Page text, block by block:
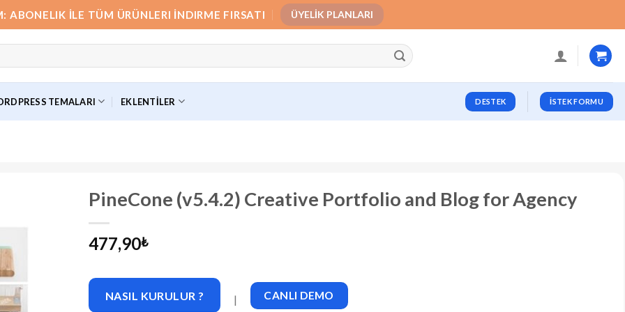
ABONELIK İLE TÜM ÜRÜNLERI İNDIRME FIRSATI ÜYELIK PLANLARI
TEMALARI EKLENTILER DESTEK İSTEK FORMU
PineCone (v5.4.2) Creative Portfolio and Blog for Agency
477,90₺
NASIL KURULUR ? | CANLI DEMO